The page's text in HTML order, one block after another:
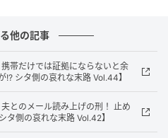
他の記事
帯だけでは証拠にならないと余
シタ側の哀れな末路 Vol.44】
とのメール読み上げの刑！ 止め
タ側の哀れな末路 Vol.42】